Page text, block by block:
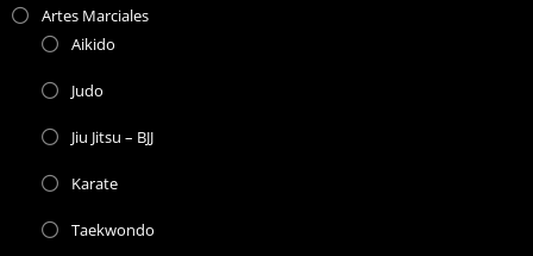
Artes Marciales
Aikido
Judo
Jiu Jitsu – BJJ
Karate
Taekwondo